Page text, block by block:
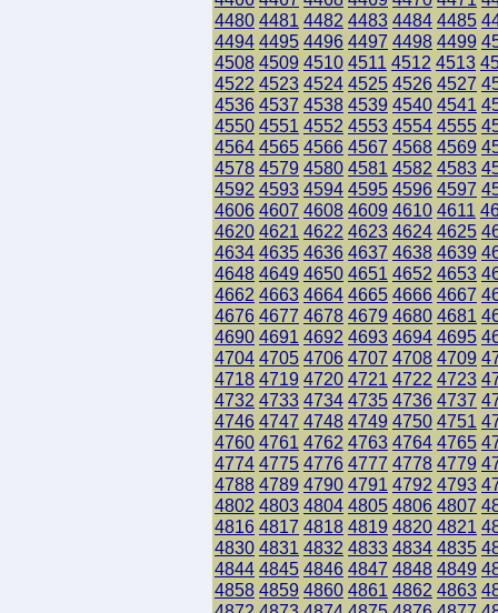
4480 4481 4482 4483 4484 4485
4494 4495 4496 4497 4498 4499
4508 4509 4510 4511 4512 4513
4522 4523 4524 4525 4526 4527
4536 4537 4538 4539 4540 4541
4550 4551 4552 4553 4554 4555
4564 4565 4566 4567 4568 4569
4578 4579 4580 4581 4582 4583
4592 4593 4594 4595 4596 4597
4606 4607 4608 4609 4610 4611
4620 4621 4622 4623 4624 4625
4634 4635 4636 4637 4638 4639
4648 4649 4650 4651 4652 4653
4662 4663 4664 4665 4666 4667
4676 4677 4678 4679 4680 4681
4690 4691 4692 4693 4694 4695
4704 4705 4706 4707 4708 4709
4718 4719 4720 4721 4722 4723
4732 4733 4734 4735 4736 4737
4746 4747 4748 4749 4750 4751
4760 4761 4762 4763 4764 4765
4774 4775 4776 4777 4778 4779
4788 4789 4790 4791 4792 4793
4802 4803 4804 4805 4806 4807
4816 4817 4818 4819 4820 4821
4830 4831 4832 4833 4834 4835
4844 4845 4846 4847 4848 4849
4858 4859 4860 4861 4862 4863